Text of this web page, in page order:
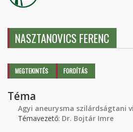
NASZTANOVICS FERENC
Elsődleges fülek
MEGTEKINTÉS (AKTÍVFORDÍTÁS
Téma
Agyi aneurysma szilárdságtani
Témavezető: Dr. Bojtár Imre